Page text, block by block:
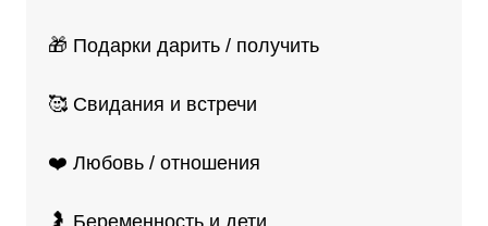
🎁 Подарки дарить / получить
🥰 Свидания и встречи
❤️ Любовь / отношения